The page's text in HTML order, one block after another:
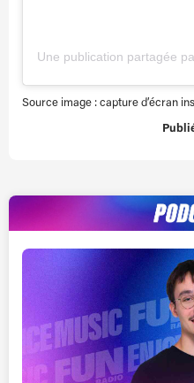
Source image : capture d’écran